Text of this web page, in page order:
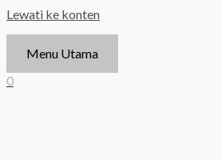
Lewati ke konten
Menu Utama
0